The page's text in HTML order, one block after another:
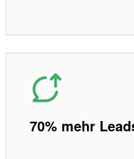
70% mehr